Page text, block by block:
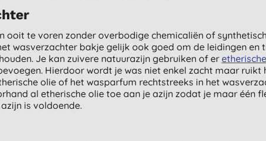
ooit te voren zonder overbodige chemicaliën of
wasverzachter bakje gelijk ook goed om de leidingen en
Je kan zuivere natuurazijn gebruiken of er
Hierdoor wordt je was niet enkel zacht maar ruikt
olie of het wasparfum rechtstreeks in het
al etherische olie toe aan je azijn zodat je maar één
is voldoende.